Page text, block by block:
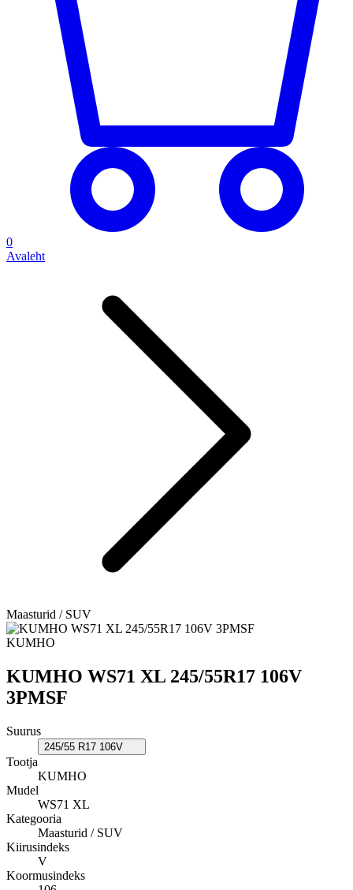
0
Avaleht
Maasturid / SUV
KUMHO
KUMHO WS71 XL 245/55R17 106V
3PMSF
Suurus
245/55 R17 106V
Tootja
KUMHO
Mudel
WS71 XL
Kategooria
Maasturid / SUV
Kiirusindeks
V
Koormusindeks